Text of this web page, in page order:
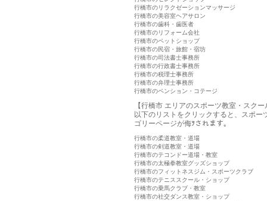
行橋市のリラクゼーションマッサージ
行橋市の美容室ヘアサロン
行橋市の歯科・歯医者
行橋市のリフォーム会社
行橋市のペットショップ
行橋市の民宿・旅館・宿坊
行橋市の司法書士事務所
行橋市の行政書士事務所
行橋市の税理士事務所
行橋市の弁理士事務所
行橋市のペンション・コテージ
【行橋市 エリアのスポーツ教室・スクー
以下のリストをクリックすると、スポ
ゴリーページが侮ｦされます。
行橋市の柔道教室・道場
行橋市の剣道教室・道場
行橋市のテコンドー道場・教室
行橋市の太極拳教室グッズショップ
行橋市のフィットネスジム・スポーツクラブ
行橋市のテニススクール・ショップ
行橋市の乗馬クラブ・教室
行橋市の社交ダンス教室・ショップ